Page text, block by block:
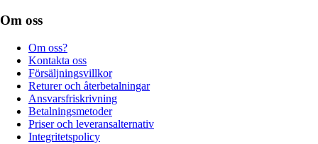
Om oss
Om oss?
Kontakta oss
Försäljningsvillkor
Returer och återbetalningar
Ansvarsfriskrivning
Betalningsmetoder
Priser och leveransalternativ
Integritetspolicy